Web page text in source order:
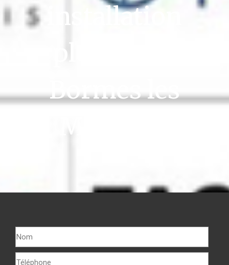
installation
plomberie
Bormes les
Mimosas